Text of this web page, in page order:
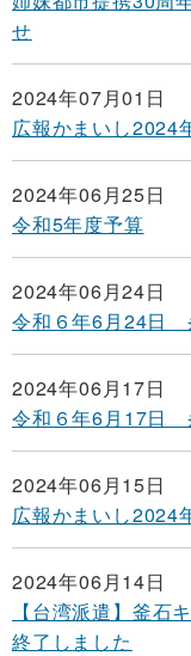
せ
2024年07月01日
広報かまいし2024
2024年06月25日
令和5年度予算
2024年06月24日
令和６年6月24日
2024年06月17日
令和６年6月17日
2024年06月15日
広報かまいし2024
2024年06月14日
【台湾派遣】釜石
終了しました